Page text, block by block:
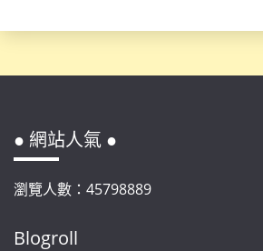
● 網站人氣 ●
瀏覽人數：45798889
Blogroll